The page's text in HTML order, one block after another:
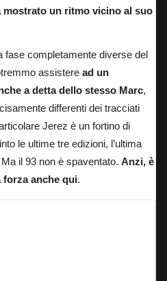
mostrato un ritmo vicino al suo
fase completamente diverse del
assistere ad un
a detta dello stesso Marc,
differenti dei tracciati
Jerez è un fortino di
le ultime tre edizioni, l’ultima
Ma il 93 non è spaventato. Anzi, è
anche qui.